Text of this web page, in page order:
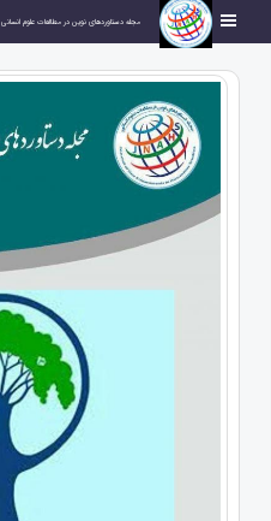
مجله دستاوردهای نوین در مطالعات علوم انسانی